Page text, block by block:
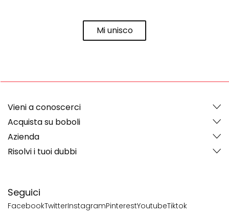
Mi unisco
Seguici
FacebookTwitterInstagramPinterestYoutubeTiktok
Vieni a conoscerci
Acquista su boboli
Azienda
Risolvi i tuoi dubbi